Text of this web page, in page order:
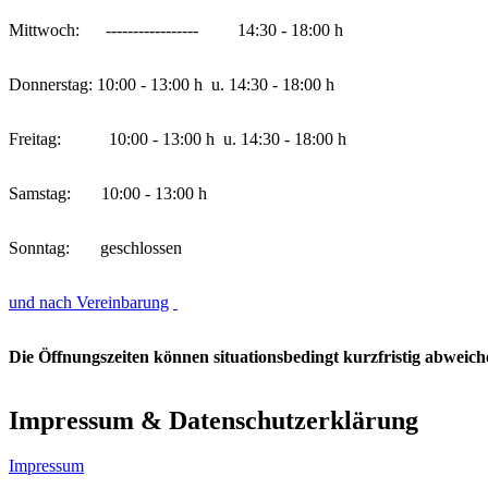
Mittwoch: ----------------- 14:30 - 18:00 h
Donnerstag: 10:00 - 13:00 h u. 14:30 - 18:00 h
Freitag: 10:00 - 13:00 h u. 14:30 - 18:00 h
Samstag: 10:00 - 13:00 h
Sonntag: geschlossen
und nach Vereinbarung
Die Öffnungszeiten können situationsbedingt kurzfristig
Impressum & Datenschutzerklärung
Impressum